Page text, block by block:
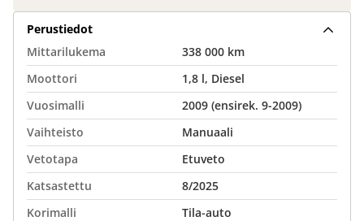
Perustiedot
Mittarilukema
338 000 km
Moottori
1,8 l, Diesel
Vuosimalli
2009 (ensirek. 9-2009)
Vaihteisto
Manuaali
Vetotapa
Etuveto
Katsastettu
8/2025
Korimalli
Tila-auto